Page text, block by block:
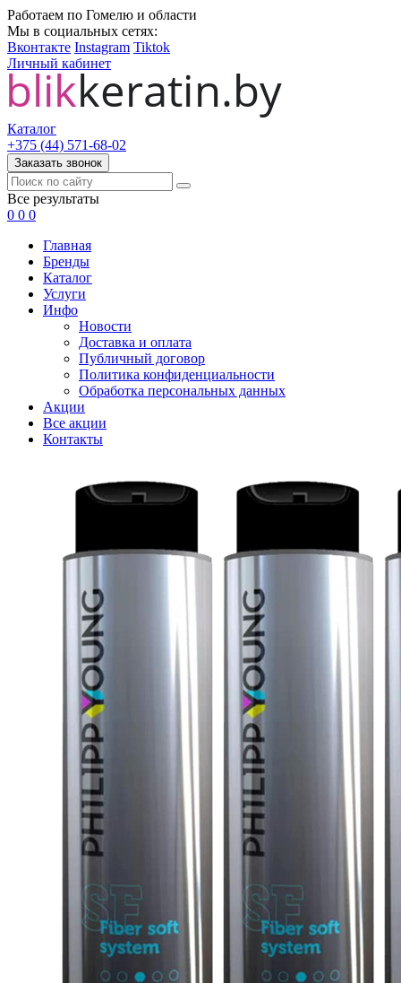
Работаем по Гомелю и области
Мы в социальных сетях:
Вконтакте Instagram Tiktok
Личный кабинет
Каталог
+375 (44) 571-68-02
Заказать звонок
Все результаты
0 0 0
Главная
Бренды
Каталог
Услуги
Инфо
Новости
Доставка и оплата
Публичный договор
Политика конфиденциальности
Обработка персональных данных
Акции
Все акции
Контакты